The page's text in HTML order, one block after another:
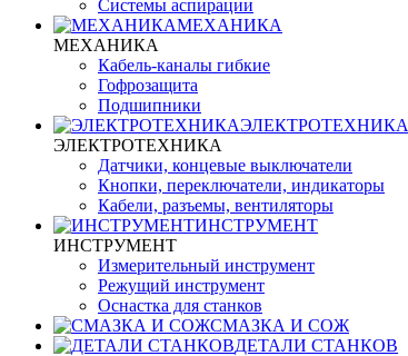
Системы аспирации
МЕХАНИКА
МЕХАНИКА
Кабель-каналы гибкие
Гофрозащита
Подшипники
ЭЛЕКТРОТЕХНИКА
ЭЛЕКТРОТЕХНИКА
Датчики, концевые выключатели
Кнопки, переключатели, индикаторы
Кабели, разъемы, вентиляторы
ИНСТРУМЕНТ
ИНСТРУМЕНТ
Измерительный инструмент
Режущий инструмент
Оснастка для станков
СМАЗКА И СОЖ
ДЕТАЛИ СТАНКОВ